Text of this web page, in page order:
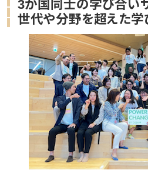
3か国同士の学び合い
世代や分野を超えた学